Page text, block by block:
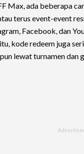
Max, ada beberapa
terus event-event
Facebook, dan
kode redeem juga
lewat turnamen dan